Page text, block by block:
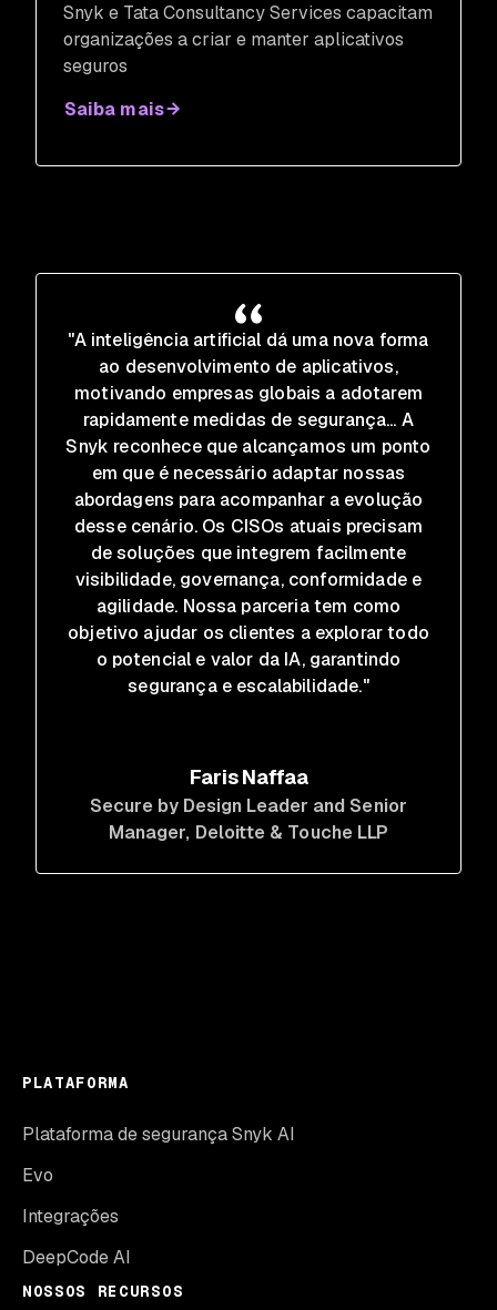
Snyk e Tata Consultancy Services capacitam
organizações a criar e manter aplicativos
seguros
Saiba mais
"A inteligência artificial dá uma nova forma
ao desenvolvimento de aplicativos,
motivando empresas globais a adotarem
rapidamente medidas de segurança... A
Snyk reconhece que alcançamos um ponto
em que é necessário adaptar nossas
abordagens para acompanhar a evolução
desse cenário. Os CISOs atuais precisam
de soluções que integrem facilmente
visibilidade, governança, conformidade e
agilidade. Nossa parceria tem como
objetivo ajudar os clientes a explorar todo
o potencial e valor da IA, garantindo
segurança e escalabilidade."
Faris Naffaa
Secure by Design Leader and Senior
Manager, Deloitte & Touche LLP
PLATAFORMA
Plataforma de segurança Snyk AI
Evo
Integrações
DeepCode AI
NOSSOS RECURSOS